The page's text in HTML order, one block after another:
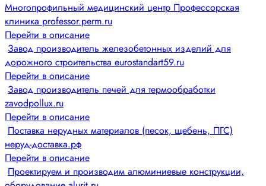
Многопрофильный медицинский центр Профессорская
клиника professor.perm.ru
Перейти в описание
Завод производитель железобетонных изделий для
дорожного строительства eurostandart59.ru
Перейти в описание
Завод производитель печей для термообработки
zavodpollux.ru
Перейти в описание
Поставка нерудных материалов (песок, щебень, ПГС)
неруд-доставка.рф
Перейти в описание
Проектируем и производим алюминиевые конструкции,